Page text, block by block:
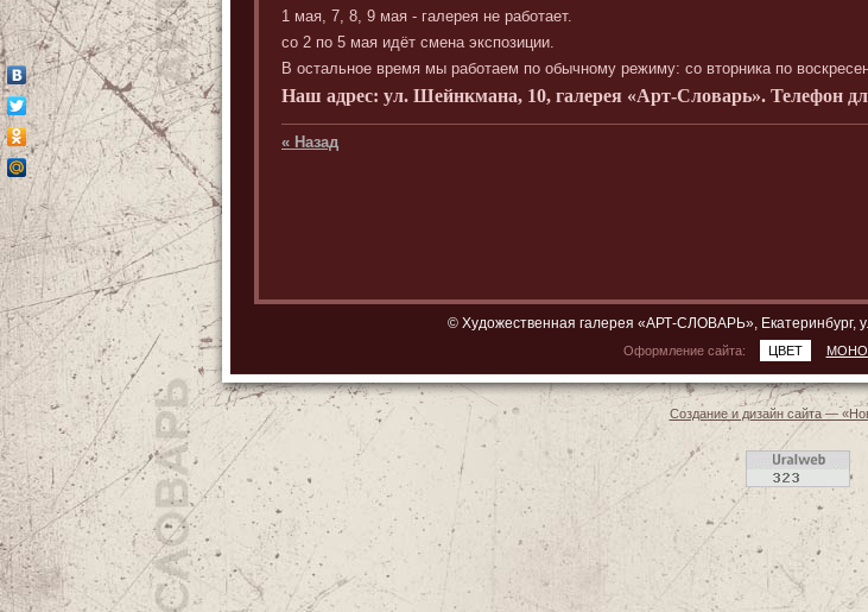
1 мая, 7, 8, 9 мая - галерея не работает.
со 2 по 5 мая идёт смена экспозиции.
В остальное время мы работаем по обычному режиму: со вторника по
Наш адрес: ул. Шейнкмана, 10, галерея «Арт-Словарь». Телефон
« Назад
© Художественная галерея «АРТ-СЛОВАРЬ», Екатеринбург,
Оформление сайта: ЦВЕТ
Создание и дизайн сайта —